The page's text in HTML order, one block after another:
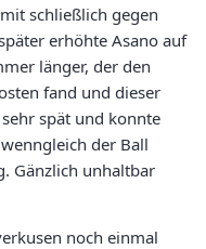
schließlich gegen
erhöhte Asano auf
länger, der den
fand und dieser
spät und konnte
der Ball
Gänzlich unhaltbar
noch einmal